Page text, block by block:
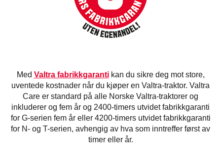
Med Valtra fabrikkgarantikan du sikre deg mot store,
uventede kostnader når du kjøper en Valtra-traktor. Valtra
Care er standard på alle Norske Valtra-traktorer og
inkluderer og fem år og 2400-timers utvidet fabrikkgaranti
for G-serien fem år eller 4200-timers utvidet fabrikkgaranti
for N- og T-serien, avhengig av hva som inntreffer først av
timer eller år.